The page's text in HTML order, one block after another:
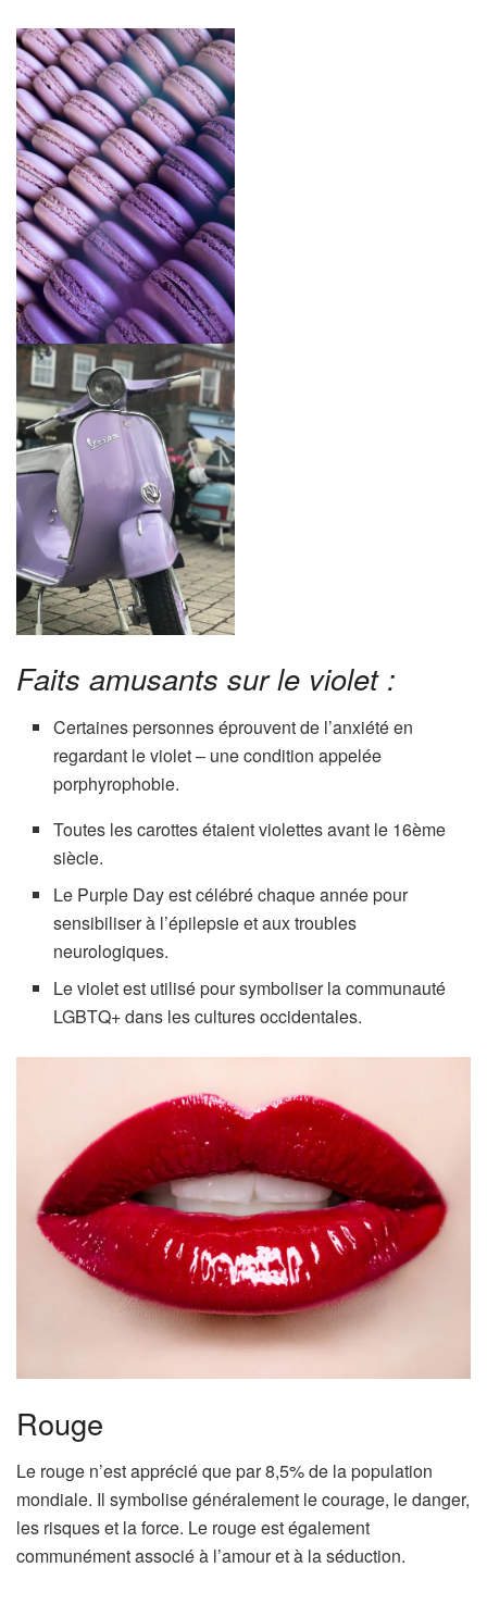
Faits amusants sur le violet :
Certaines personnes éprouvent de l’anxiété en
regardant le violet – une condition appelée
porphyrophobie.
Toutes les carottes étaient violettes avant le 16ème
siècle.
Le Purple Day est célébré chaque année pour
sensibiliser à l’épilepsie et aux troubles
neurologiques.
Le violet est utilisé pour symboliser la communauté
LGBTQ+ dans les cultures occidentales.
Rouge
Le rouge n’est apprécié que par 8,5% de la population
mondiale. Il symbolise généralement le courage, le danger,
les risques et la force. Le rouge est également
communément associé à l’amour et à la séduction.